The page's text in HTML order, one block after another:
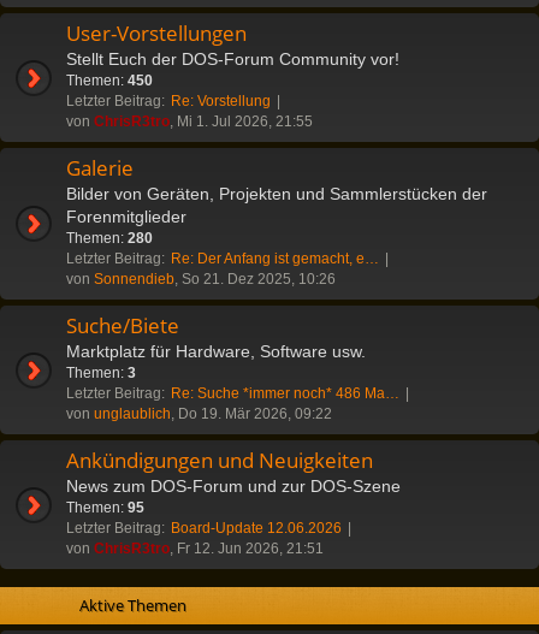
User-Vorstellungen
Stellt Euch der DOS-Forum Community vor!
Themen: 450
Letzter Beitrag: Re: Vorstellung
von ChrisR3tro, Mi 1. Jul 2026, 21:55
Galerie
Bilder von Geräten, Projekten und Sammlerstücken der
Forenmitglieder
Themen: 280
Letzter Beitrag: Re: Der Anfang ist gemacht, e…
von Sonnendieb, So 21. Dez 2025, 10:26
Suche/Biete
Marktplatz für Hardware, Software usw.
Themen: 3
Letzter Beitrag: Re: Suche *immer noch* 486 Ma…
von unglaublich, Do 19. Mär 2026, 09:22
Ankündigungen und Neuigkeiten
News zum DOS-Forum und zur DOS-Szene
Themen: 95
Letzter Beitrag: Board-Update 12.06.2026
von ChrisR3tro, Fr 12. Jun 2026, 21:51
Aktive Themen